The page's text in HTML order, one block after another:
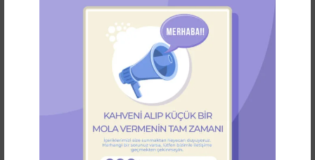
Subscribe our Newsletter for latest bitcoin news & update.
Let's stay updated!